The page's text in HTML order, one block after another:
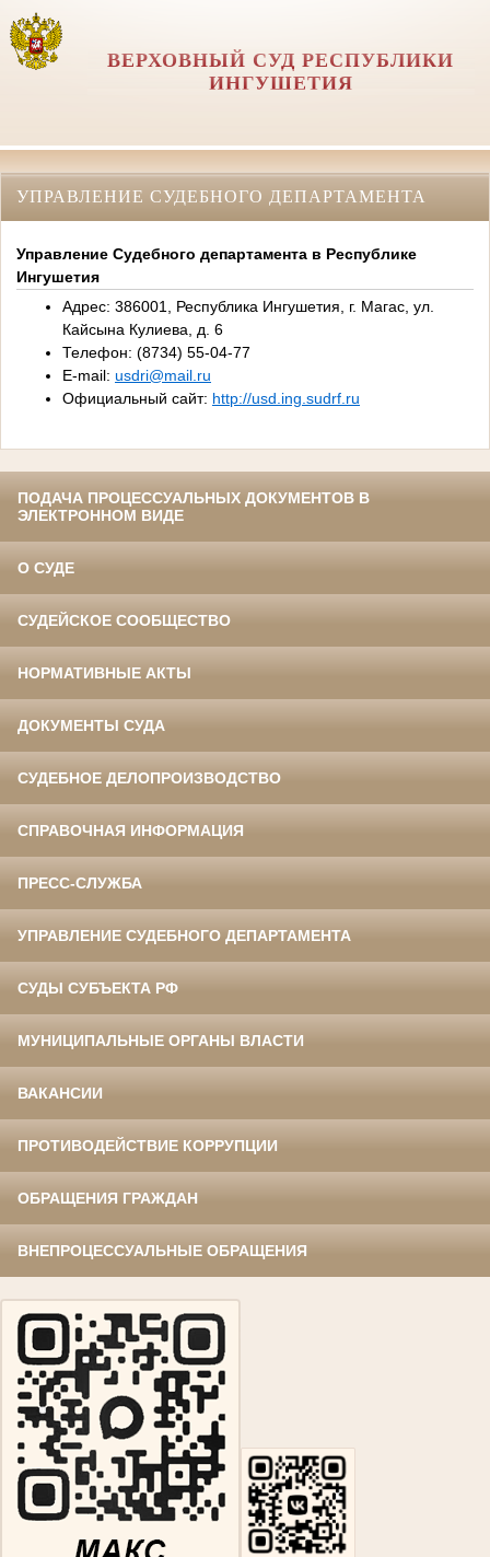
ВЕРХОВНЫЙ СУД РЕСПУБЛИКИ
ИНГУШЕТИЯ
УПРАВЛЕНИЕ СУДЕБНОГО ДЕПАРТАМЕНТА
Управление Судебного департамента в Республике
Ингушетия
Адрес: 386001, Республика Ингушетия, г. Магас, ул.
Кайсына Кулиева, д. 6
Телефон: (8734) 55-04-77
E-mail: usdri@mail.ru
Официальный сайт: http://usd.ing.sudrf.ru
ПОДАЧА ПРОЦЕССУАЛЬНЫХ ДОКУМЕНТОВ В
ЭЛЕКТРОННОМ ВИДЕ
О СУДЕ
СУДЕЙСКОЕ СООБЩЕСТВО
НОРМАТИВНЫЕ АКТЫ
ДОКУМЕНТЫ СУДА
СУДЕБНОЕ ДЕЛОПРОИЗВОДСТВО
СПРАВОЧНАЯ ИНФОРМАЦИЯ
ПРЕСС-СЛУЖБА
УПРАВЛЕНИЕ СУДЕБНОГО ДЕПАРТАМЕНТА
СУДЫ СУБЪЕКТА РФ
МУНИЦИПАЛЬНЫЕ ОРГАНЫ ВЛАСТИ
ВАКАНСИИ
ПРОТИВОДЕЙСТВИЕ КОРРУПЦИИ
ОБРАЩЕНИЯ ГРАЖДАН
ВНЕПРОЦЕССУАЛЬНЫЕ ОБРАЩЕНИЯ